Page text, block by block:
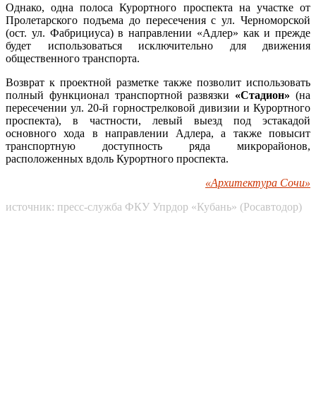
Однако, одна полоса Курортного проспекта на участке от
Пролетарского подъема до пересечения с ул. Черноморской
(ост. ул. Фабрициуса) в направлении «Адлер» как и прежде
будет использоваться исключительно для движения
общественного транспорта.
Возврат к проектной разметке также позволит использовать
полный функционал транспортной развязки «Стадион» (на
пересечении ул. 20-й горнострелковой дивизии и Курортного
проспекта), в частности, левый выезд под эстакадой
основного хода в направлении Адлера, а также повысит
транспортную доступность ряда микрорайонов,
расположенных вдоль Курортного проспекта.
«Архитектура Сочи»
источник: пресс-служба ФКУ Упрдор «Кубань» (Росавтодор)